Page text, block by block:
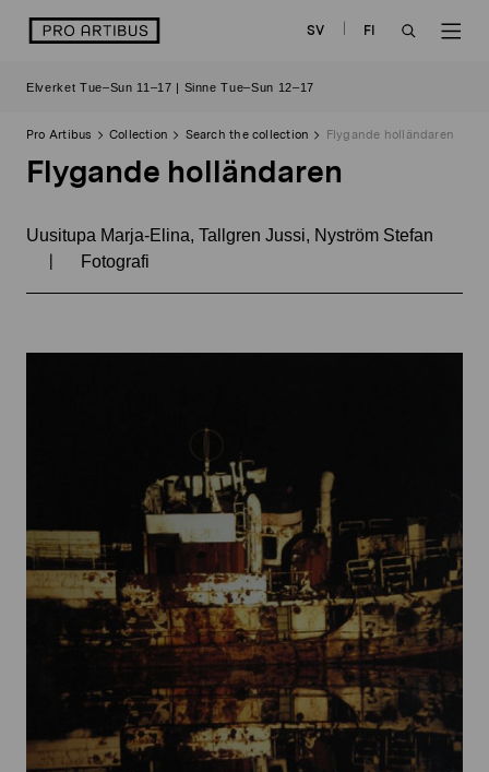
logo SV
FI
Elverket Tue–Sun 11–17 | Sinne Tue–Sun 12–17
Pro Artibus Collection Search the collection Flygande holländaren
Flygande holländaren
Uusitupa Marja-Elina, Tallgren Jussi, Nyström Stefan
| Fotografi